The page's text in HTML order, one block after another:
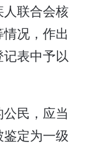
人联合会核
况，作出
表中予以
民，应当
定为一级